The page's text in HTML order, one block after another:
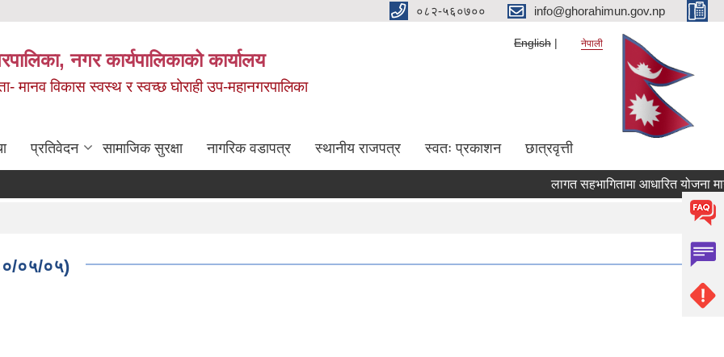
०८२-५६०७०० info@ghorahimun.gov.np
नगर कार्यपालिकाको कार्यालय
मानव विकास स्वस्थ र स्वच्छ घोराही उप-महानगरपालिका
English नेपाली
प्रतिवेदन सामाजिक सुरक्षा नागरिक वडापत्र स्थानीय राजपत्र स्वतः प्रकाशन छात्रवृत्ती
लागत सहभागितामा आधारित योजना माग
०५/०५)